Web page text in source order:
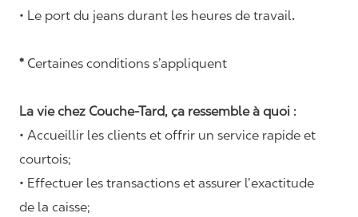
• Le port du jeans durant les heures de travail.
* Certaines conditions s’appliquent
La vie chez Couche-Tard, ça ressemble à quoi :
• Accueillir les clients et offrir un service rapide et
courtois;
• Effectuer les transactions et assurer l’exactitude
de la caisse;